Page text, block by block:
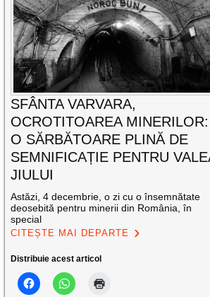
SFÂNTA VARVARA,
OCROTITOAREA MINERILOR:
O SĂRBĂTOARE PLINĂ DE
SEMNIFICAȚIE PENTRU
JIULUI
Astăzi, 4 decembrie, o zi cu o însemnătate
deosebită pentru minerii din România, în
special
CITEȘTE MAI DEPARTE
Distribuie acest articol